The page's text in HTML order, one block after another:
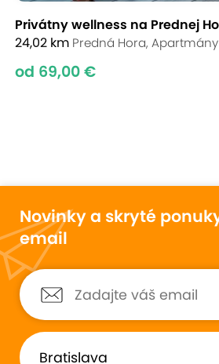
Privátny wellness na Prednej
24,02 km Predná Hora,
od 69,00 €
Novinky a skryté
email